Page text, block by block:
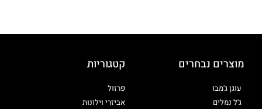
מוצרים נבחרים
עוגן ג'מבו
ג'ל נמלים
קטגוריות
פרזול
אביזרי וילונות